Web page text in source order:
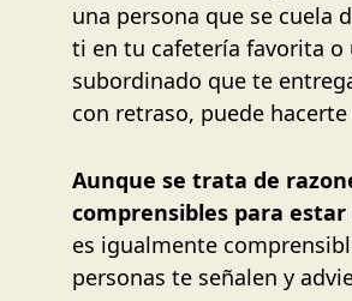
una persona que se cuela
ti en tu cafetería favorita o
subordinado que te
con retraso, puede hacerte
Aunque se trata de
comprensibles para estar
es igualmente
personas te señalen y